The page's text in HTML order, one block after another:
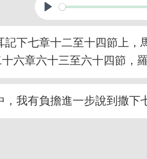
記下七章十二至十四節上
六章六十三至六十四節，
，我有負擔進一步說到撒下